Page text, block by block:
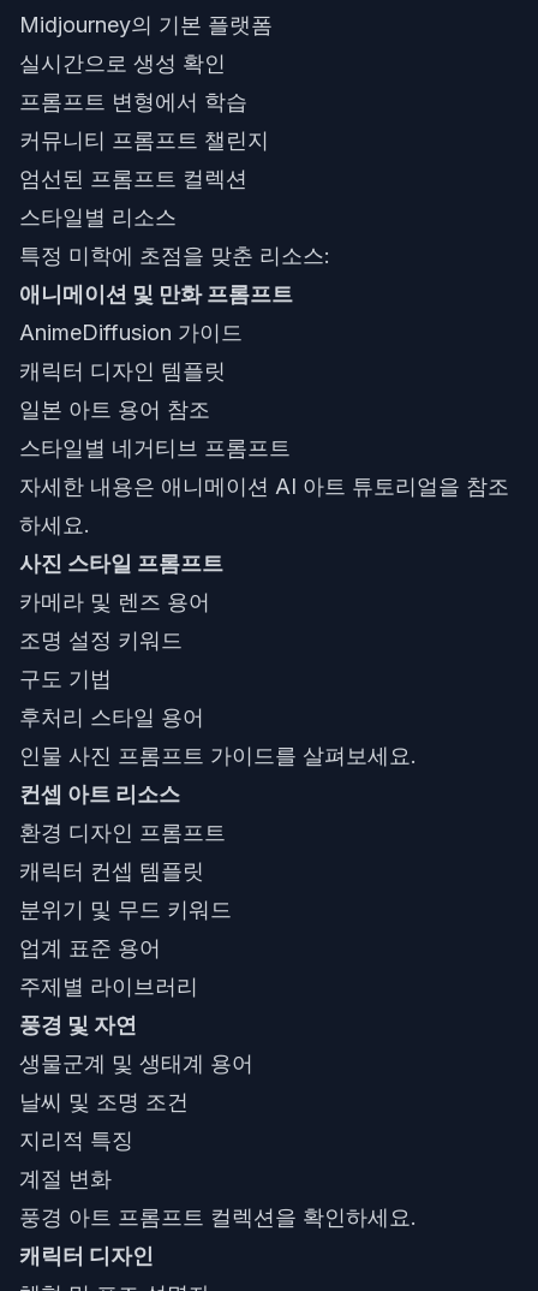
Midjourney의 기본 플랫폼
실시간으로 생성 확인
프롬프트 변형에서 학습
커뮤니티 프롬프트 챌린지
엄선된 프롬프트 컬렉션
스타일별 리소스
특정 미학에 초점을 맞춘 리소스:
애니메이션 및 만화 프롬프트
AnimeDiffusion 가이드
캐릭터 디자인 템플릿
일본 아트 용어 참조
스타일별 네거티브 프롬프트
자세한 내용은 애니메이션 AI 아트 튜토리얼을 참조
하세요.
사진 스타일 프롬프트
카메라 및 렌즈 용어
조명 설정 키워드
구도 기법
후처리 스타일 용어
인물 사진 프롬프트 가이드를 살펴보세요.
컨셉 아트 리소스
환경 디자인 프롬프트
캐릭터 컨셉 템플릿
분위기 및 무드 키워드
업계 표준 용어
주제별 라이브러리
풍경 및 자연
생물군계 및 생태계 용어
날씨 및 조명 조건
지리적 특징
계절 변화
풍경 아트 프롬프트 컬렉션을 확인하세요.
캐릭터 디자인